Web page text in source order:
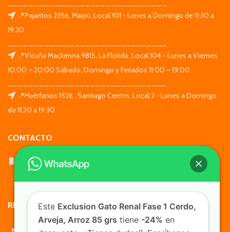
📍Pajaritos 2356, Maipú. Local 101 - Lunes a Domingo de 11:30 a
19:30
📍Vicuña Mackenna 9815, La Florida. Local 104 - Lunes a Viernes
10:00 – 20:00 Sábado, Domingo y Feriados 11:00 – 19:00
📍Huérfanos 1526 , Santiago Centro. Local 2 - Lunes a Domingo
de 11:30 a 19:30
CONTACTO
WhatsApp: +569 7564 4676
REDES SOCIALES
Este Exclusion Gato Renal Fase 1 Cerdo,
Arveja, Arroz 85 grs tiene -24% en